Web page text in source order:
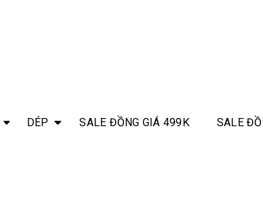
DÉP SALE ĐỒNG GIÁ 499K SALE